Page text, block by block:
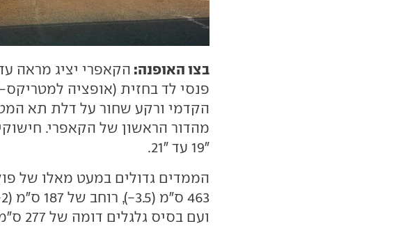
בצו האופנה: הקאפרי יציג מראה
פנסי לד בחזית (אופציה
הקדמי ורקע שחור על דלת תא
מהדור הראשון של הקאפרי.
"19 עד "21.
ועם